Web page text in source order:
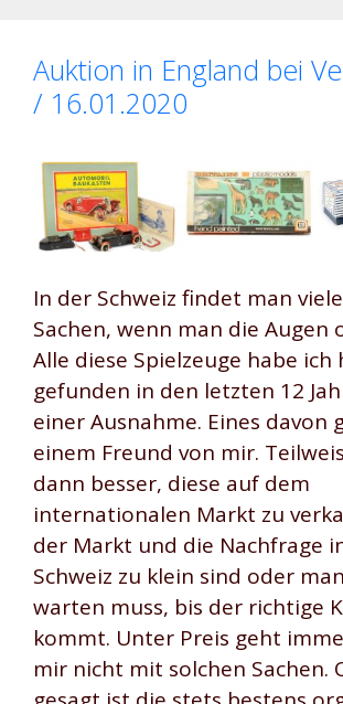
Auktion in England bei
/ 16.01.2020
In der Schweiz findet man
Sachen, wenn man die Augen
Alle diese Spielzeuge habe ich
gefunden in den letzten 12
einer Ausnahme. Eines davon
einem Freund von mir.
dann besser, diese auf dem
internationalen Markt zu
der Markt und die Nachfrage
Schweiz zu klein sind oder
warten muss, bis der richtige
kommt. Unter Preis geht
mir nicht mit solchen Sachen.